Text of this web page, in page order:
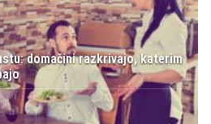
domačini razkrivajo, katerim